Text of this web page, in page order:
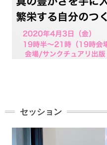
セッション